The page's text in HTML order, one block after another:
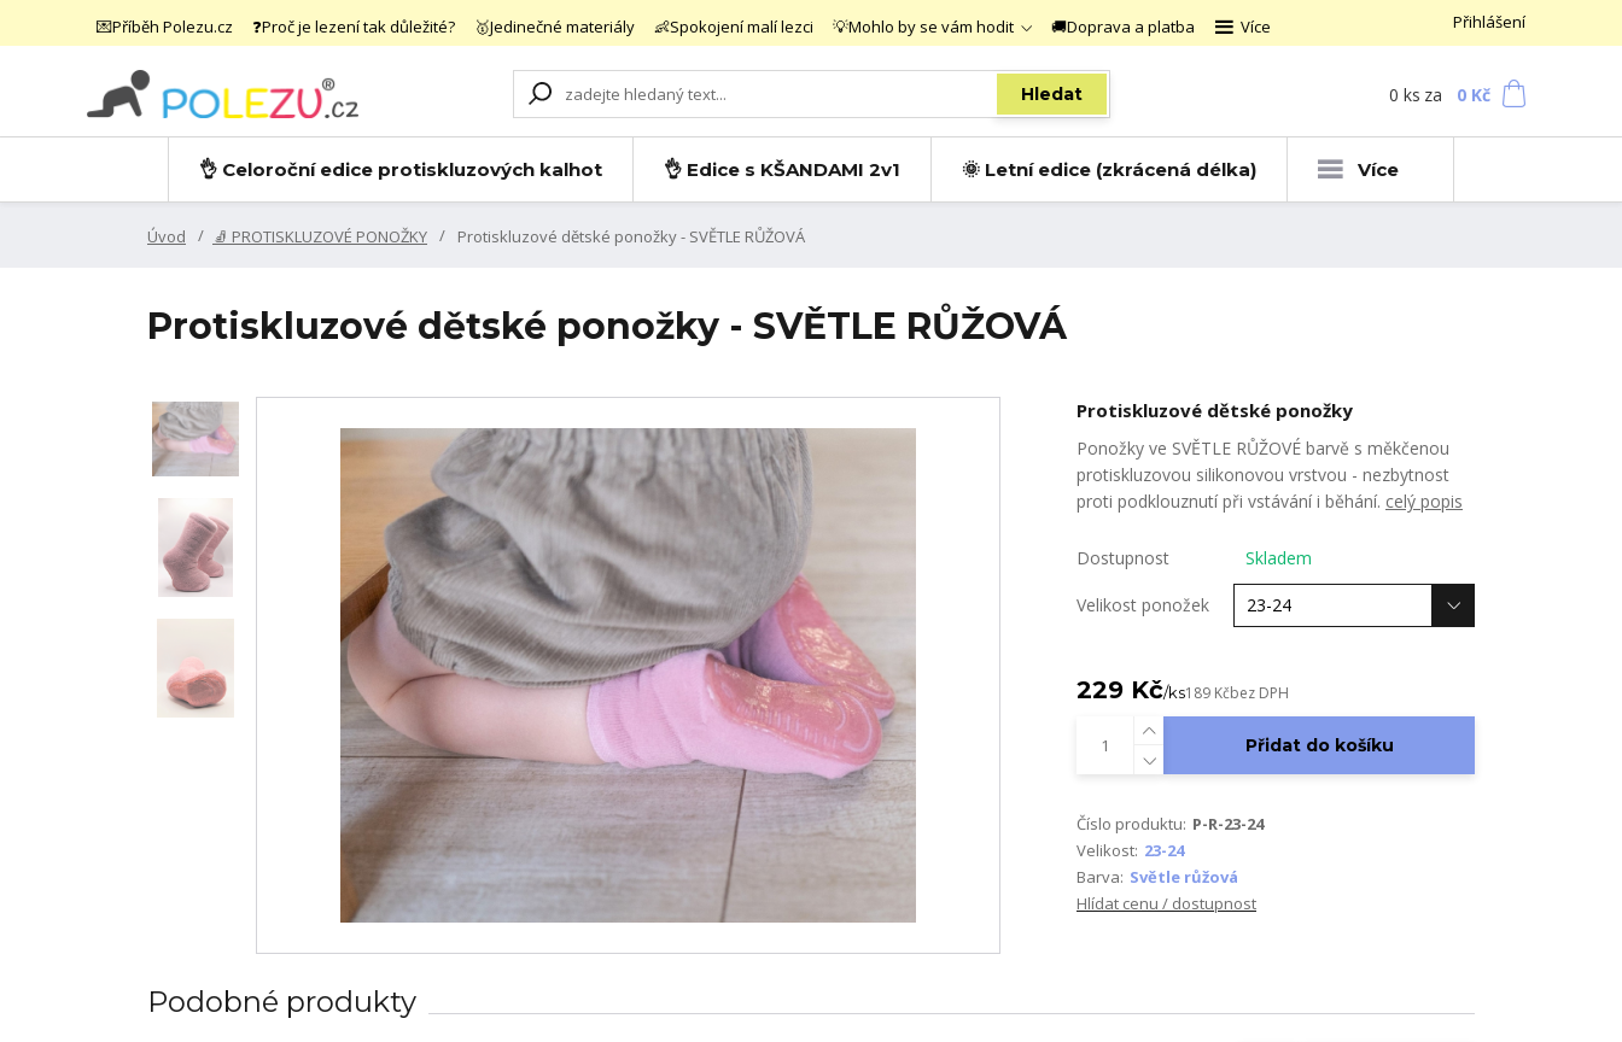
💌Příběh Polezu.cz ❓Proč je lezení tak důležité? 🥇Jedinečné materiály 👶Spokojení malí lezci 💡Mohlo by se vám hodit 🚚Doprava a platba Více Přihlášení
Hledat 0 ks za 0 Kč
👌 Celoroční edice protiskluzových kalhot 👌 Edice s KŠANDAMI 2v1 🌞 Letní edice (zkrácená délka) Více
Úvod 🧦 PROTISKLUZOVÉ PONOŽKY Protiskluzové dětské ponožky - SVĚTLE RŮŽOVÁ
Protiskluzové dětské ponožky - SVĚTLE RŮŽOVÁ
Protiskluzové dětské ponožky
Ponožky ve SVĚTLE RŮŽOVÉ barvě s měkčenou
protiskluzovou silikonovou vrstvou - nezbytnost
proti podklouznutí při vstávání i běhání. celý popis
Dostupnost Skladem
Velikost ponožek
229 Kč/ks189 Kčbez DPH
Přidat do košíku
Číslo produktu: P-R-23-24
Velikost: 23-24
Barva: Světle růžová
Hlídat cenu / dostupnost
Podobné produkty